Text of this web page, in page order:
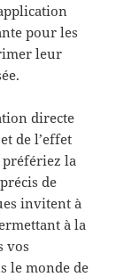
pour les
leur
directe
de l’effet
préfériez la
de
invitent à
à la
vos
le monde de